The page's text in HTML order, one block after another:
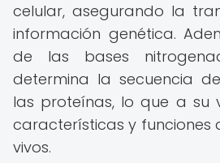
celular, asegurando la
información genética.
de las bases
determina la secuencia
las proteínas, lo que a su
características y funciones
vivos.